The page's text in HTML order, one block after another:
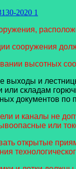
сооружения
высотных
выходы и
или складам
документов по
и каналы не
или
открытые